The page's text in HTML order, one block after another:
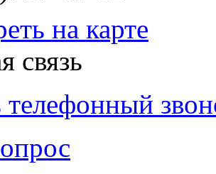
на карте
связь
телефонный